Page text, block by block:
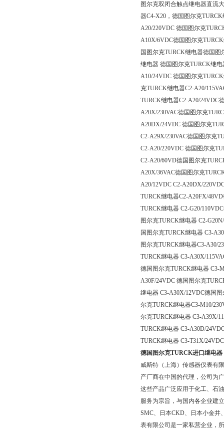
图尔克双闭合触点继电器直流
器C4-X20，德国图尔克
A20/220VDC 德国图尔克
A10X/6VDC德国图尔克
国图尔克TURCK继电器德国图
继电器 德国图尔克TURCK继
A10/24VDC 德国图尔克
克TURCK继电器C2-A20/
TURCK继电器C2-A20/24VDC
A20X/230VAC德国图尔克
A20DX/24VDC 德国图尔克
C2-A29X/230VAC德国图尔克
C2-A20/220VDC 德国图尔克
C2-A20/60VD德国图尔克
A20X/36VAC德国图尔克
A20/12VDC C2-A20DX/
TURCK继电器C2-A20FX/
TURCK继电器 C2-G20/
图尔克TURCK继电器 C2-
国图尔克TURCK继电器 C3-
图尔克TURCK继电器C3-A30/
TURCK继电器 C3-A30X/
德国图尔克TURCK继电器 C3-
A30F/24VDC 德国图尔克
继电器 C3-A30X/12VDC德国
尔克TURCK继电器C3-M10/
尔克TURCK继电器 C3-A39X/
TURCK继电器 C3-A30D/
TURCK继电器 C3-T31X/
德国图尔克TURCK进口继电器
威斯特（上海）传感器仪表有
产厂商在中国的代理，公司为
这些产品广泛应用于化工、石
服务为宗旨，与国内各企业建
SMC、日本CKD、日本小金井
表有限公司是一家私营企业，